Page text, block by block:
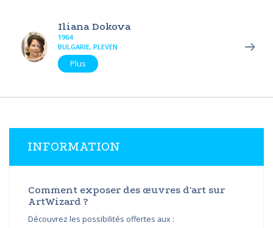
Iliana Dokova
1964
BULGARIE, PLEVEN
Plus
INFORMATION
Comment exposer des œuvres d'art sur
ArtWizard ?
Découvrez les possibilités offertes aux :